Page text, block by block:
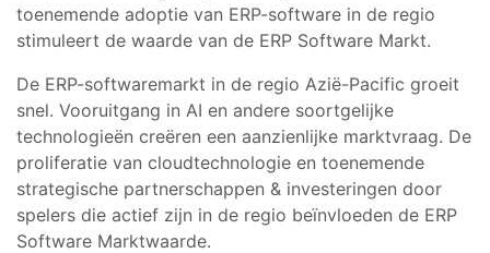
toenemende adoptie van ERP-software in de regio
stimuleert de waarde van de ERP Software Markt.
De ERP-softwaremarkt in de regio Azië-Pacific groeit
snel. Vooruitgang in AI en andere soortgelijke
technologieën creëren een aanzienlijke marktvraag. De
proliferatie van cloudtechnologie en toenemende
strategische partnerschappen & investeringen door
spelers die actief zijn in de regio beïnvloeden de ERP
Software Marktwaarde.